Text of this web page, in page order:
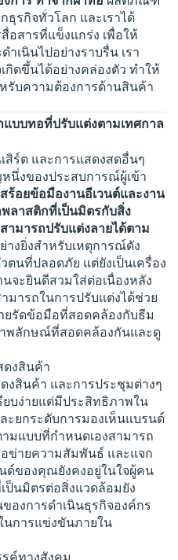
ธุรกิจทั่วโลก และเราได้
สารที่แข็งแกร่ง เพื่อให้
เนินไปอย่างราบรื่น เรา
ดขึ้นได้อย่างคล่องตัว ทำให้
รับความต้องการด้านสินค้า
บบทอที่ปรับแต่งตามเทศกาล
สิร์ต และการแสดงสดอื่นๆ
นึ่งของประสบการณ์ผู้เข้า
สร้อยข้อมืองานอีเวนต์และงาน
ลาสติกที่เป็นมิตรกับสิ่ง
มารถปรับแต่งลายได้ตาม
างยิ่งสำหรับเหตุการณ์ดัง
ตนที่ปลอดภัย แต่ยังเป็นเครื่อง
จะยินดีสวมใส่ต่อเนื่องหลัง
มารถในการปรับแต่งได้ช่วย
ยรัดข้อมือที่สอดคล้องกับธีม
พลักษณ์ที่สอดคล้องกันและดู
ดงสินค้า
งสินค้า และการประชุมต่างๆ
บง่ายแต่มีประสิทธิภาพใน
ะยกระดับการมองเห็นแบรนด์
แบบที่กำหนดเองสามารถ
ข่ายความสัมพันธ์ และแจก
ด์ของคุณยังคงอยู่ในใจผู้คน
ป็นมิตรต่อสิ่งแวดล้อมยัง
งการดำเนินธุรกิจองค์กร
นการแข่งขันภายใน